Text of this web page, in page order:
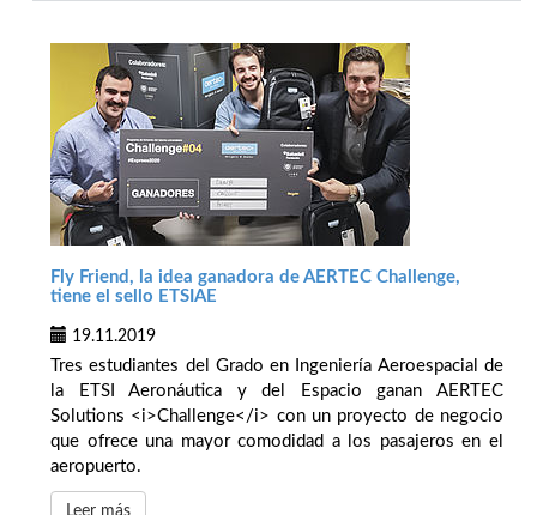
Fly Friend, la idea ganadora de AERTEC Challenge,
tiene el sello ETSIAE
19.11.2019
Tres estudiantes del Grado en Ingeniería Aeroespacial de
la ETSI Aeronáutica y del Espacio ganan AERTEC
Solutions <i>Challenge</i> con un proyecto de negocio
que ofrece una mayor comodidad a los pasajeros en el
aeropuerto.
Leer más